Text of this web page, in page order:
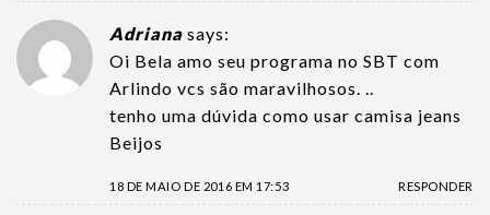
Adriana says:
Oi Bela amo seu programa no SBT com
Arlindo vcs são maravilhosos. ..
tenho uma dúvida como usar camisa jeans
Beijos
18 DE MAIO DE 2016 EM 17:53 RESPONDER